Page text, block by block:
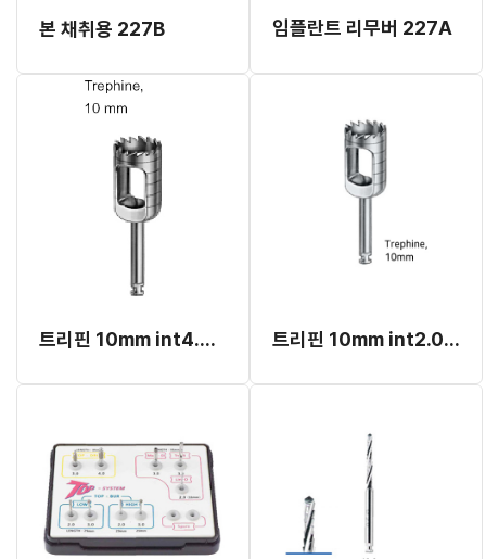
본 채취용 227B 임플란트 리무버 227A
트리핀 10mm int4.5~8.0mm 트리핀 10mm int2.0~4.0mm